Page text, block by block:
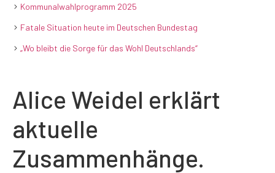
Kommunalwahlprogramm 2025
Fatale Situation heute im Deutschen Bundestag
„Wo bleibt die Sorge für das Wohl Deutschlands“
Alice Weidel erklärt
aktuelle
Zusammenhänge.